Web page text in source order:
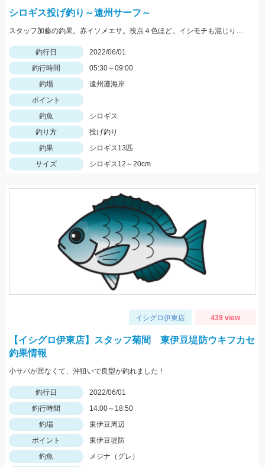
シロギス投げ釣り～遠州サーフ～
スタッフ加藤の釣果。赤イソメエサ。投点４色ほど。イシモチも混じりました。
釣行日
2022/06/01
釣行時間
05:30～09:00
釣場
遠州灘海岸
ポイント
釣魚
シロギス
釣り方
投げ釣り
釣果
シロギス13匹
サイズ
シロギス12～20cm
イシグロ伊東店 439 view
【イシグロ伊東店】スタッフ菊間 東伊豆堤防ウキフカセ
釣果情報
小サバが居なくて、沖狙いで良型が釣れました！
釣行日
2022/06/01
釣行時間
14:00～18:50
釣場
東伊豆周辺
ポイント
東伊豆堤防
釣魚
メジナ（グレ）